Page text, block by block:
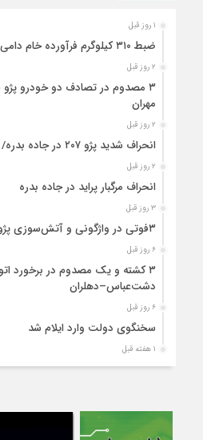
۱ روز قبل
ضبط ۳۱۰ کیلوگرم فرآورده خام دامی غیرقابل مصرف در ایلام
۲ روز قبل
مهران
۲ روز قبل
انحراف شدید پژو ۲۰۷ در جاده بدره/ یک نفر جان باخت
۲ روز قبل
انحراف مرگبار پراید در جاده بدره
۳ روز قبل
۳فوتی در واژگونی و آتش‌سوزی پژو ۴۰۵ در کمربندی شرقی ایلام
۶ روز قبل
دشت‌عباس–دهلران
۶ روز قبل
سخنگوی دولت وارد ایلام شد
۱ هفته قبل
استقرار ۷۱۴ دستگاه اتوبوس
واژگونی مرگبار پژوپارس در محور دهلران/ ۴ زائر اربعین جان